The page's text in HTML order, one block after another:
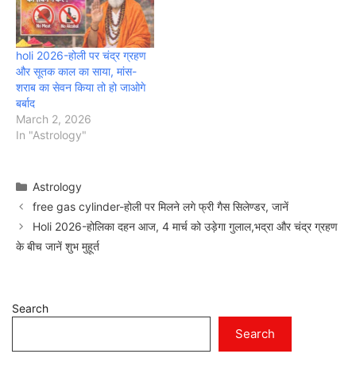
holi 2026-होली पर चंद्र ग्रहण
और सूतक काल का साया, मांस-
शराब का सेवन किया तो हो जाओगे
बर्बाद
March 2, 2026
In "Astrology"
Categories
Astrology
free gas cylinder-होली पर मिलने लगे फ्री गैस सिलेण्डर, जानें
Holi 2026-होलिका दहन आज, 4 मार्च को उड़ेगा गुलाल,भद्रा और चंद्र ग्रहण
के बीच जानें शुभ मुहूर्त
Search
Search